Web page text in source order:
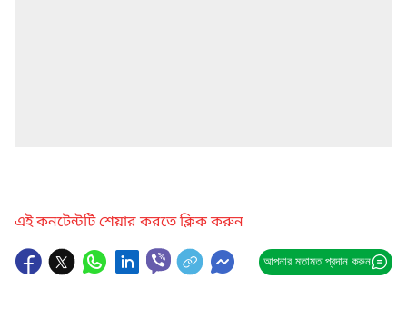
এই কনটেন্টটি শেয়ার করতে ক্লিক করুন
আপনার মতামত প্রদান করুন